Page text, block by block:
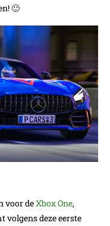
🙂
voor deXbox One,
volgens deze eerste